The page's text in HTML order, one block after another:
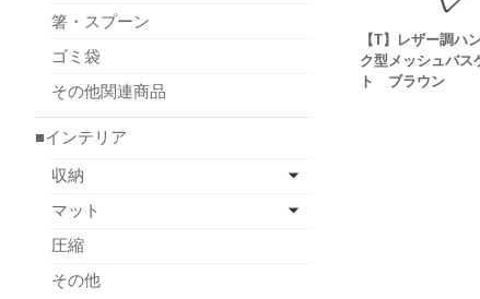
【T】レザー調ハ
ク型メッシュバス
ト ブラウン
箸・スプーン
ゴミ袋
その他関連商品
■インテリア
収納
マット
圧縮
その他